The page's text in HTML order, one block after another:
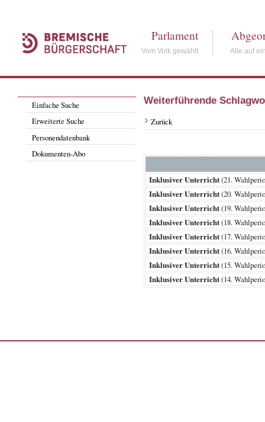
Parlament
Vom Volk gewählt Alle auf
Einfache Suche
Erweiterte Suche
Personendatenbank
Dokumenten-Abo
Weiterführende
Zurück
Inklusiver Unterricht(21.
Inklusiver Unterricht(20.
Inklusiver Unterricht(19.
Inklusiver Unterricht(18.
Inklusiver Unterricht(17.
Inklusiver Unterricht(16.
Inklusiver Unterricht(15.
Inklusiver Unterricht(14.